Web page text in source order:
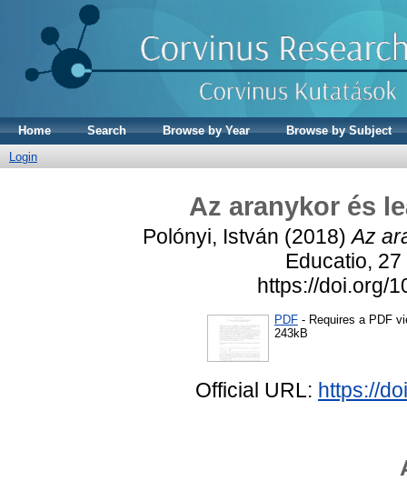
Home Search Browse by Year
Browse by Subject
Login
Az aranykor és
Polónyi, István (2018)Az
Educatio,
https://doi.org/
PDF - Requires a PDF
243kB
Official URL: https://